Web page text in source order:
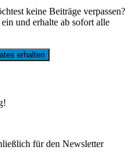
keine Beiträge verpassen?
und erhalte ab sofort alle
für den Newsletter